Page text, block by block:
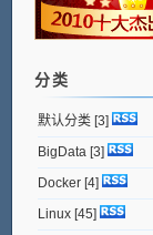
分类
默认分类[3]
BigData [3]
Docker[4]
Linux[45]